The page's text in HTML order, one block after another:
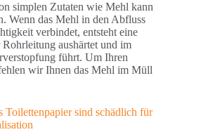
simplen Zutaten wie Mehl kann
Wenn das Mehl in den Abfluss
verbindet, entsteht eine
aushärtet und im
führt. Um Ihren
wir Ihnen das Mehl im Müll
Toilettenpapier sind schädlich für